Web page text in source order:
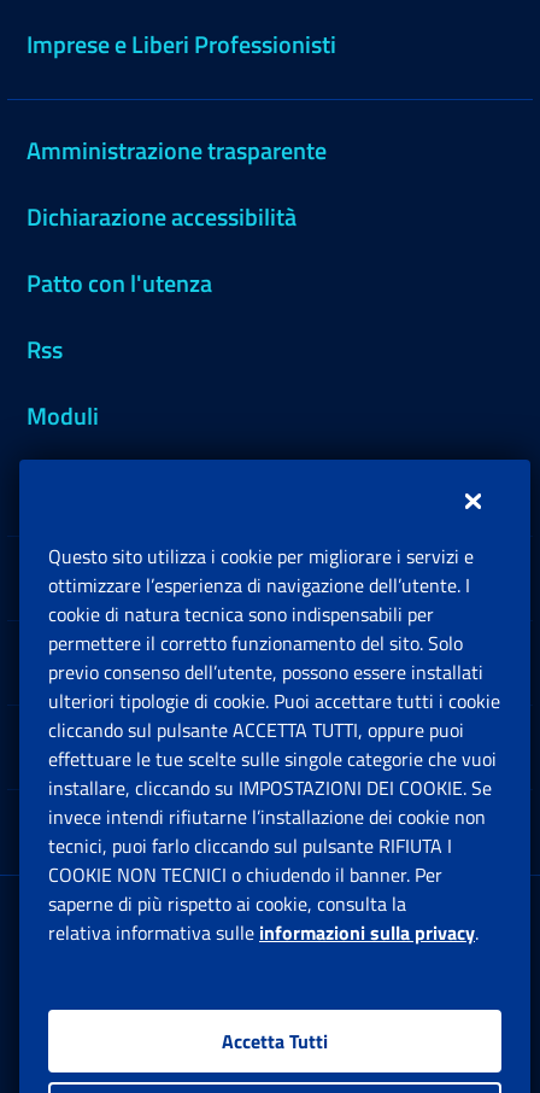
Imprese e Liberi Professionisti
Amministrazione trasparente
Dichiarazione accessibilità
Patto con l'utenza
Rss
Moduli
Sedi e Contatti
Software
Note Legali
App mobile
Sede Legale : Via Ciro il Grande, 21
00144 Roma
Questo sito utilizza i cookie per migliorare i servizi e
ottimizzare l’esperienza di navigazione dell’utente. I
cookie di natura tecnica sono indispensabili per
permettere il corretto funzionamento del sito. Solo
previo consenso dell’utente, possono essere installati
ulteriori tipologie di cookie. Puoi accettare tutti i cookie
cliccando sul pulsante ACCETTA TUTTI, oppure puoi
effettuare le tue scelte sulle singole categorie che vuoi
installare, cliccando su IMPOSTAZIONI DEI COOKIE. Se
invece intendi rifiutarne l’installazione dei cookie non
tecnici, puoi farlo cliccando sul pulsante RIFIUTA I
COOKIE NON TECNICI o chiudendo il banner. Per
saperne di più rispetto ai cookie, consulta la
relativa informativa sulle informazioni sulla privacy.
Accetta Tutti